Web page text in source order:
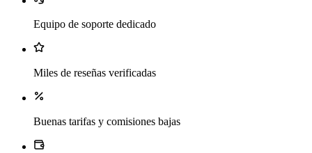
Equipo de soporte dedicado
Miles de reseñas verificadas
Buenas tarifas y comisiones bajas